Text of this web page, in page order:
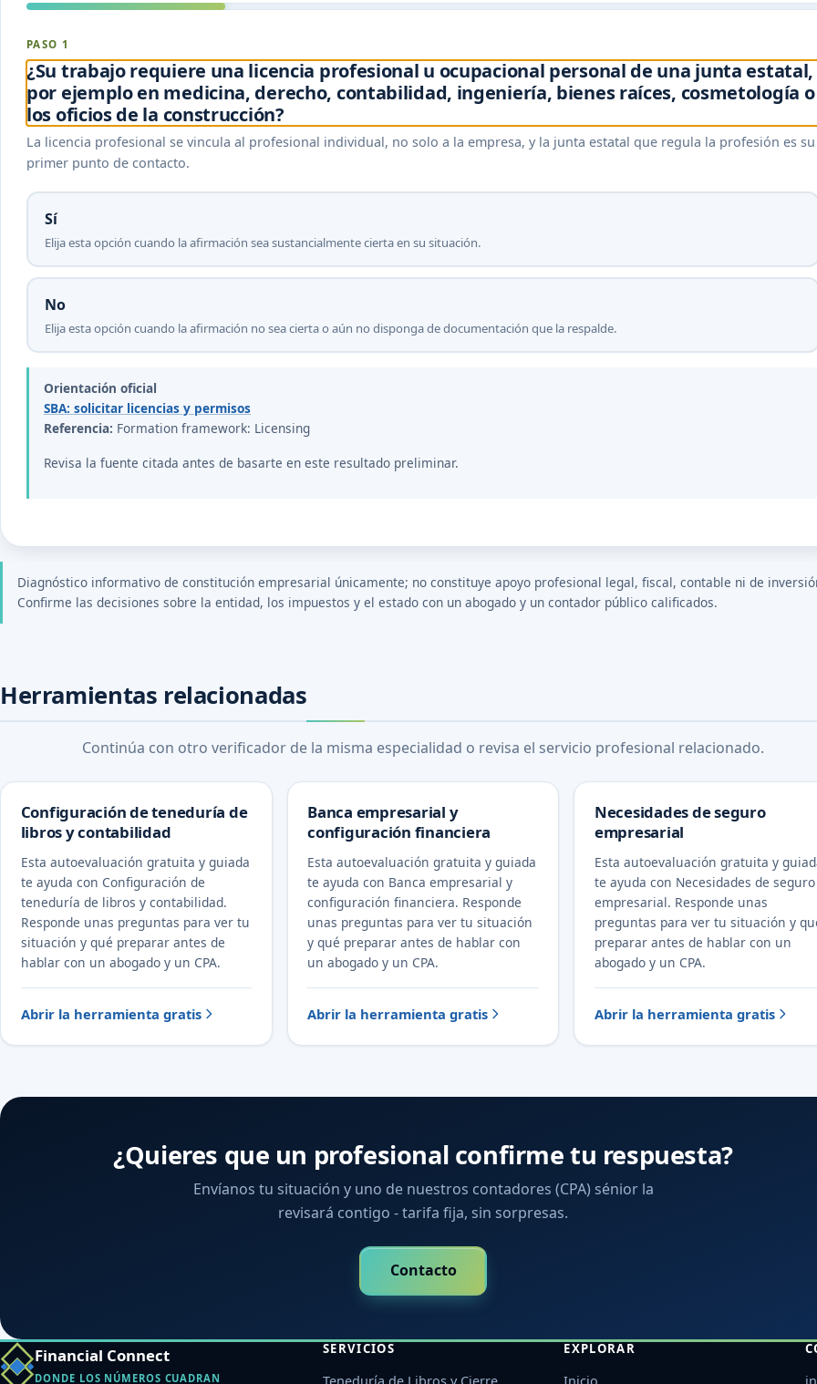
PASO 1
¿Su trabajo requiere una licencia profesional u ocupacional personal de una junta estatal,
por ejemplo en medicina, derecho, contabilidad, ingeniería, bienes raíces, cosmetología o
los oficios de la construcción?
La licencia profesional se vincula al profesional individual, no solo a la empresa, y la junta estatal que regula la profesión es su
primer punto de contacto.
Sí
Elija esta opción cuando la afirmación sea sustancialmente cierta en su situación.
No
Elija esta opción cuando la afirmación no sea cierta o aún no disponga de documentación que la respalde.
Orientación oficial
SBA: solicitar licencias y permisos
Referencia: Formation framework: Licensing
Revisa la fuente citada antes de basarte en este resultado preliminar.
Diagnóstico informativo de constitución empresarial únicamente; no constituye apoyo profesional legal, fiscal, contable ni de
Confirme las decisiones sobre la entidad, los impuestos y el estado con un abogado y un contador público calificados.
Herramientas relacionadas
Continúa con otro verificador de la misma especialidad o revisa el servicio profesional relacionado.
Configuración de teneduría de
libros y contabilidad
Esta autoevaluación gratuita y guiada
te ayuda con Configuración de
teneduría de libros y contabilidad.
Responde unas preguntas para ver tu
situación y qué preparar antes de
hablar con un abogado y un CPA.
Abrir la herramienta gratis
Banca empresarial y
configuración financiera
Esta autoevaluación gratuita y guiada
te ayuda con Banca empresarial y
configuración financiera. Responde
unas preguntas para ver tu situación
y qué preparar antes de hablar con
un abogado y un CPA.
Abrir la herramienta gratis
Necesidades de seguro
empresarial
Esta autoevaluación gratuita y
te ayuda con Necesidades de seguro
empresarial. Responde unas
preguntas para ver tu situación y
preparar antes de hablar con un
abogado y un CPA.
Abrir la herramienta gratis
¿Quieres que un profesional confirme tu respuesta?
Envíanos tu situación y uno de nuestros contadores (CPA) sénior la
revisará contigo - tarifa fija, sin sorpresas.
Contacto
Financial Connect
DONDE LOS NÚMEROS CUADRAN
SERVICIOS EXPLORAR